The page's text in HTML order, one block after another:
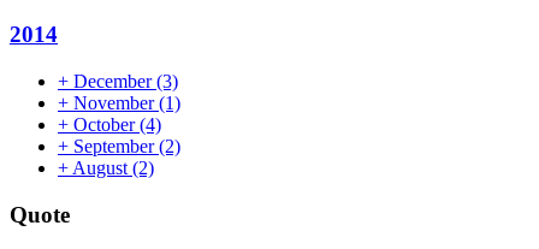
2014
+ December(3)
+ November(1)
+ October(4)
+ September(2)
+ August (2)
Quote